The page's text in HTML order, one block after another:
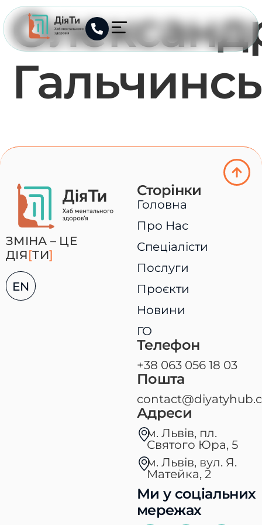
ЗМІНА – ЦЕ
ДІЯ[ТИ]
EN
Сторінки
Головна
Про Нас
Спеціалісти
Послуги
Проєкти
Новини
ГО
Телефон
+38 063 056 18 03
Пошта
Адреси
м. Львів, пл.
Святого Юра, 5​
м. Львів, вул. Я.
Матейка, 2
Ми у соціальних
мережах